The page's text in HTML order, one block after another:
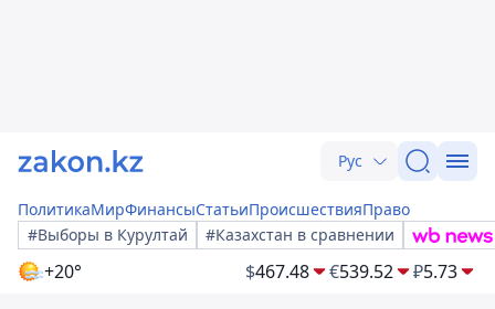
Рус
ПолитикаМирФинансыСтатьиПроисшествияПраво
#Выборы в Курултай
#Казахстан в сравнении
+20° $467.48 €539.52 ₽5.73